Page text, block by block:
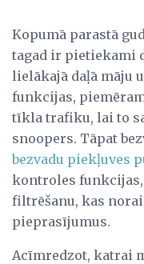
Kopumā parastā
tagad ir pietiekami
lielākajā daļā māju
funkcijas,
tīkla trafiku, lai to
snoopers. Tāpat
bezvadu piekļuves
kontroles
filtrēšanu, kas
pieprasījumus.
Acīmredzot, katrai